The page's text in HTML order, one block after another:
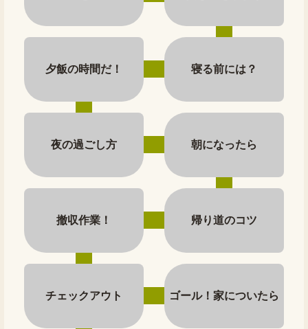
夕飯の時間だ！ 寝る前には？
夜の過ごし方 朝になったら
撤収作業！ 帰り道のコツ
チェックアウト ゴール！家についたら